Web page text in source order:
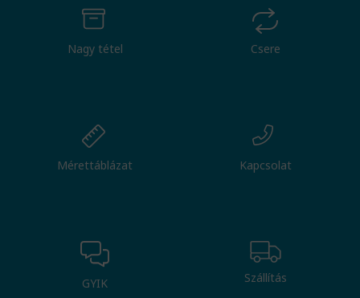
Nagy tétel Csere
Mérettáblázat Kapcsolat
GYIK Szállítás